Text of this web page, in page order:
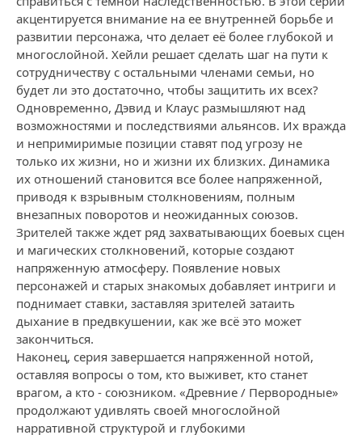
акцентируется внимание на ее внутренней борьбе и
развитии персонажа, что делает её более глубокой и
многослойной. Хейли решает сделать шаг на пути к
сотрудничеству с остальными членами семьи, но
будет ли это достаточно, чтобы защитить их всех?
Одновременно, Дэвид и Клаус размышляют над
возможностями и последствиями альянсов. Их вражда
и непримиримые позиции ставят под угрозу не
только их жизни, но и жизни их близких. Динамика
их отношений становится все более напряженной,
приводя к взрывным столкновениям, полным
внезапных поворотов и неожиданных союзов.
Зрителей также ждет ряд захватывающих боевых сцен
и магических столкновений, которые создают
напряженную атмосферу. Появление новых
персонажей и старых знакомых добавляет интриги и
поднимает ставки, заставляя зрителей затаить
дыхание в предвкушении, как же всё это может
закончиться.
Наконец, серия завершается напряженной нотой,
оставляя вопросы о том, кто выживет, кто станет
врагом, а кто - союзником. «Древние / Первородные»
продолжают удивлять своей многослойной
нарративной структурой и глубокими